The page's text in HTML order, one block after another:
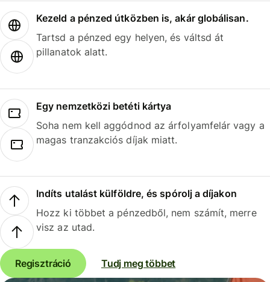
Kezeld a pénzed útközben is, akár globálisan.
Tartsd a pénzed egy helyen, és váltsd át
pillanatok alatt.
Egy nemzetközi betéti kártya
Soha nem kell aggódnod az árfolyamfelár vagy a
magas tranzakciós díjak miatt.
Indíts utalást külföldre, és spórolj a díjakon
Hozz ki többet a pénzedből, nem számít, merre
visz az utad.
Regisztráció Tudj meg többet